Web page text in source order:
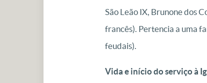
São Leão IX, Brunone dos
francês). Pertencia a uma
feudais).
Vida e início do serviço à